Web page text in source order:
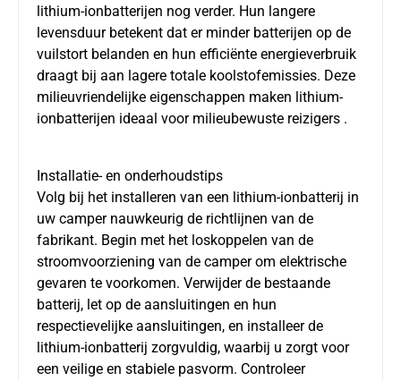
lithium-ionbatterijen nog verder. Hun langere
levensduur betekent dat er minder batterijen op de
vuilstort belanden en hun efficiënte energieverbruik
draagt bij aan lagere totale koolstofemissies. Deze
milieuvriendelijke eigenschappen maken lithium-
ionbatterijen ideaal voor milieubewuste reizigers .
Installatie- en onderhoudstips
Volg bij het installeren van een lithium-ionbatterij in
uw camper nauwkeurig de richtlijnen van de
fabrikant. Begin met het loskoppelen van de
stroomvoorziening van de camper om elektrische
gevaren te voorkomen. Verwijder de bestaande
batterij, let op de aansluitingen en hun
respectievelijke aansluitingen, en installeer de
lithium-ionbatterij zorgvuldig, waarbij u zorgt voor
een veilige en stabiele pasvorm. Controleer